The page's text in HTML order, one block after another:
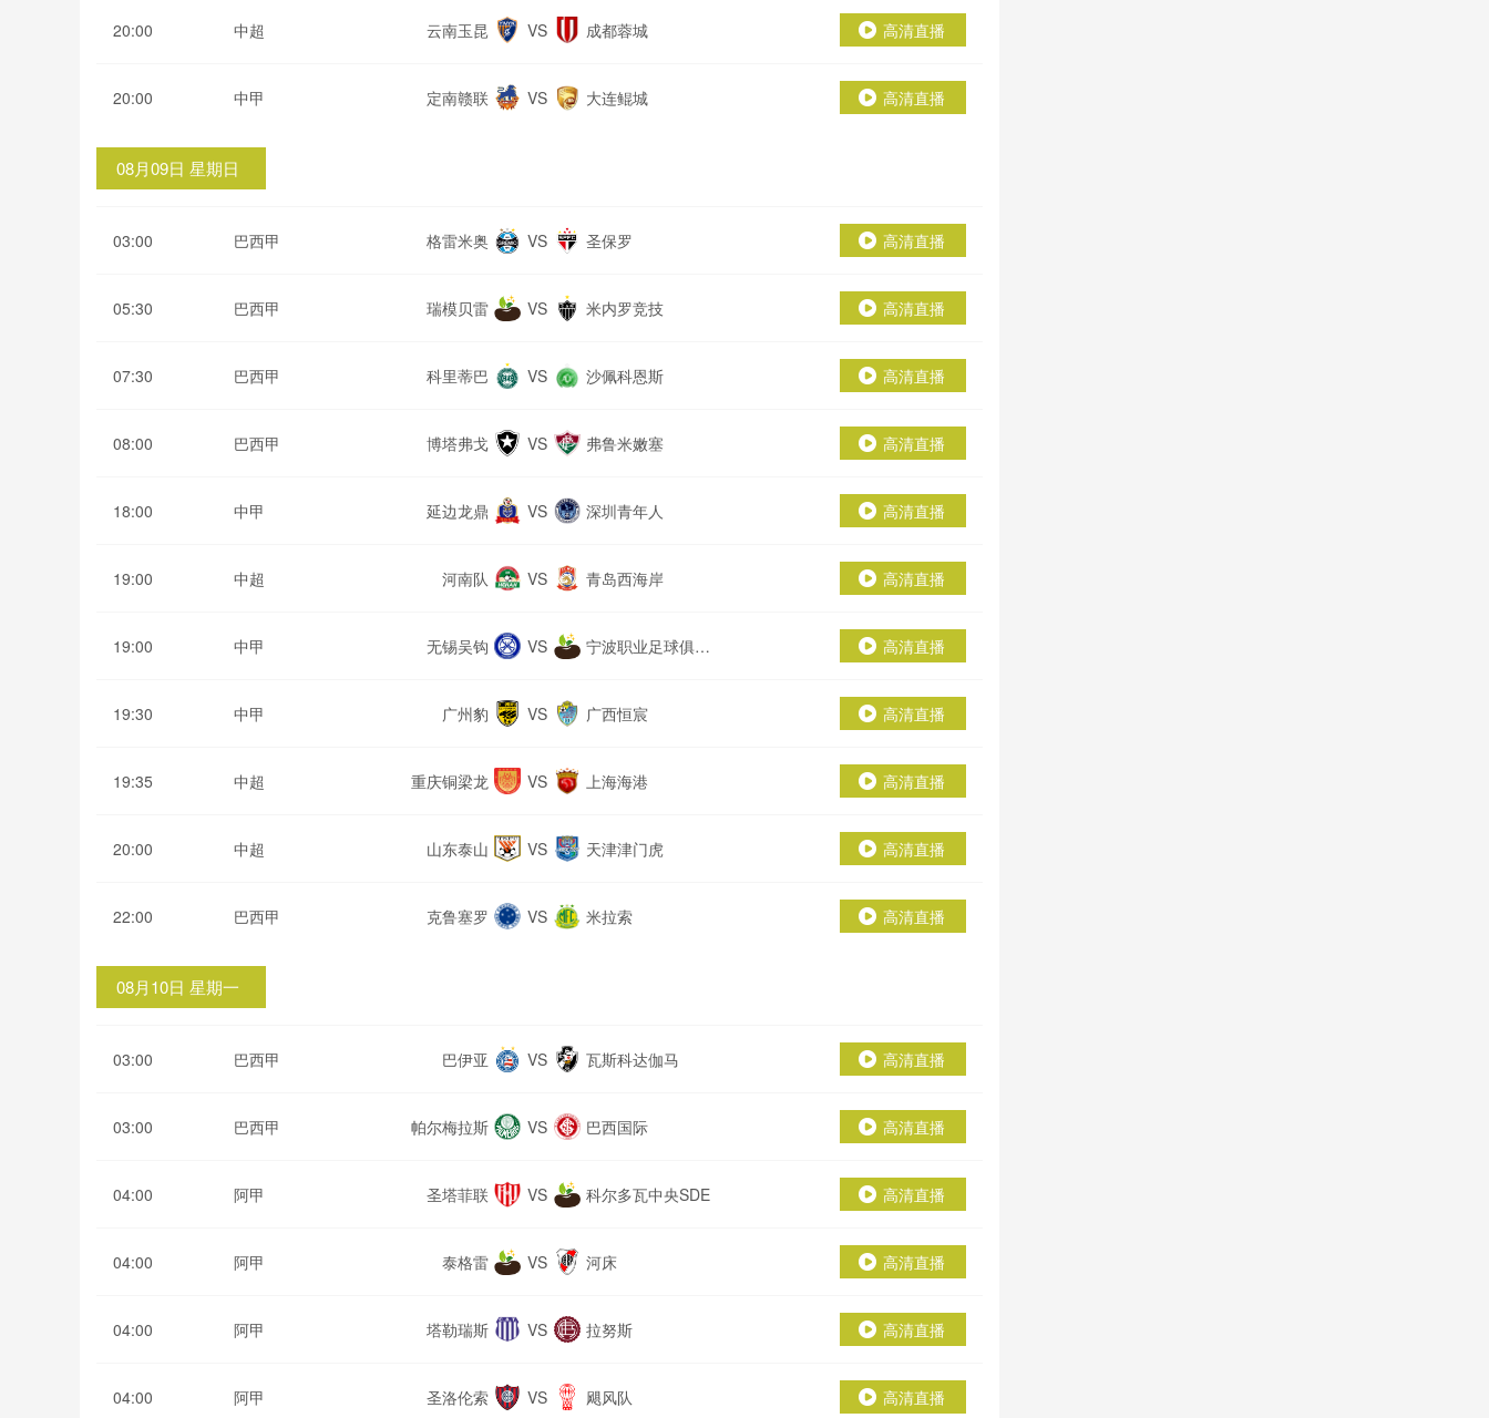
20:00 中超 云南玉昆 VS 成都蓉城 高清直播
20:00 中甲 定南赣联 VS 大连鲲城 高清直播
08月09日 星期日
03:00 巴西甲 格雷米奥 VS 圣保罗 高清直播
05:30 巴西甲 瑞模贝雷 VS 米内罗竞技 高清直播
07:30 巴西甲 科里蒂巴 VS 沙佩科恩斯 高清直播
08:00 巴西甲 博塔弗戈 VS 弗鲁米嫩塞 高清直播
18:00 中甲 延边龙鼎 VS 深圳青年人 高清直播
19:00 中超 河南队 VS 青岛西海岸 高清直播
19:00 中甲 无锡吴钩 VS 宁波职业足球俱乐
部
高清直播
19:30 中甲 广州豹 VS 广西恒宸 高清直播
19:35 中超 重庆铜梁龙 VS 上海海港 高清直播
20:00 中超 山东泰山 VS 天津津门虎 高清直播
22:00 巴西甲 克鲁塞罗 VS 米拉索 高清直播
08月10日 星期一
03:00 巴西甲 巴伊亚 VS 瓦斯科达伽马 高清直播
03:00 巴西甲 帕尔梅拉斯 VS 巴西国际 高清直播
04:00 阿甲 圣塔菲联 VS 科尔多瓦中央SDE 高清直播
04:00 阿甲 泰格雷 VS 河床 高清直播
04:00 阿甲 塔勒瑞斯 VS 拉努斯 高清直播
04:00 阿甲 圣洛伦索 VS 飓风队 高清直播